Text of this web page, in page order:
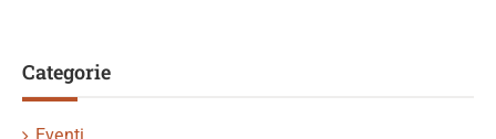
Categorie